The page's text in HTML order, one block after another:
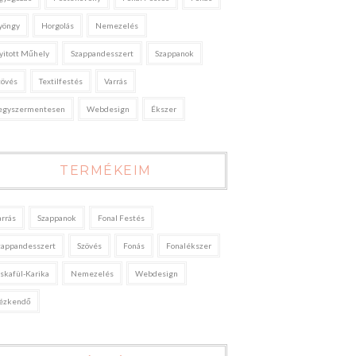
Horgolás Nemezelés
Műhely Szappandesszert Szappanok
Textilfestés Varrás
Webdesign Ékszer
TERMÉKEIM
Szappanok Fonal Festés
Szövés Fonás Fonalékszer
Karika Nemezelés Webdesign